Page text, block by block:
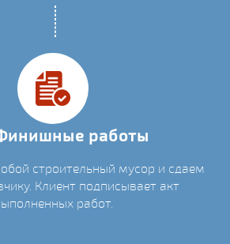
работы
строительный мусор и сдаем
Клиент подписывает акт
работ.